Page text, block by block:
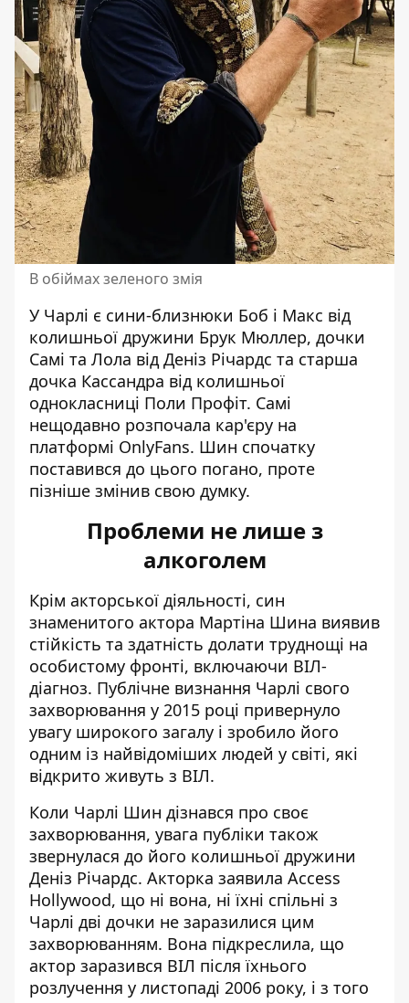
В обіймах зеленого змія
У Чарлі є сини-близнюки Боб і Макс від
колишньої дружини Брук Мюллер, дочки
Самі та Лола від Деніз Річардс та старша
дочка Кассандра від колишньої
однокласниці Поли Профіт. Самі
нещодавно розпочала кар'єру на
платформі OnlyFans. Шин спочатку
поставився до цього погано, проте
пізніше змінив свою думку.
Проблеми не лише з
алкоголем
Крім акторської діяльності, син
знаменитого актора Мартіна Шина виявив
стійкість та здатність долати труднощі на
особистому фронті, включаючи ВІЛ-
діагноз. Публічне визнання Чарлі свого
захворювання у 2015 році привернуло
увагу широкого загалу і зробило його
одним із найвідоміших людей у світі, які
відкрито живуть з ВІЛ.
Коли Чарлі Шин дізнався про своє
захворювання, увага публіки також
звернулася до його колишньої дружини
Деніз Річардс. Акторка заявила Access
Hollywood, що ні вона, ні їхні спільні з
Чарлі дві дочки не заразилися цим
захворюванням. Вона підкреслила, що
актор заразився ВІЛ після їхнього
розлучення у листопаді 2006 року, і з того